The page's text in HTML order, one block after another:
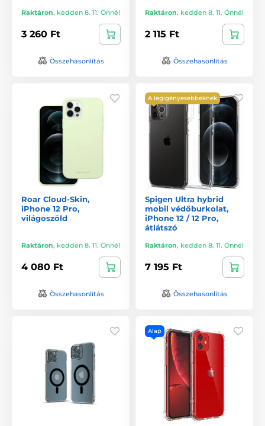
Raktáron, kedden 8. 11. Önnél
3 260 Ft
Összehasonlítás
Raktáron, kedden 8. 11. Önnél
2 115 Ft
Összehasonlítás
Roar Cloud-Skin,
iPhone 12 Pro,
világoszöld
Raktáron, kedden 8. 11. Önnél
4 080 Ft
Összehasonlítás
A legigényesebbeknek
Spigen Ultra hybrid
mobil védőburkolat,
iPhone 12 / 12 Pro,
átlátszó
Raktáron, kedden 8. 11. Önnél
7 195 Ft
Összehasonlítás
Alap